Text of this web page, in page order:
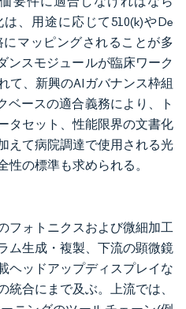
、用途に応じて510(k)やDe
マッピングされることが多
ンスモジュールが臨床ワーク
て、新興のAIガバナンス枠組
ベースの適合義務により、ト
タセット、性能限界の文書化
えて病院調達で使用される光
の標準も求められる。
フォトニクスおよび微細加工
ム生成・複製、下流の顕微鏡
ヘッドアップディスプレイな
統合にまで及ぶ。上流では、